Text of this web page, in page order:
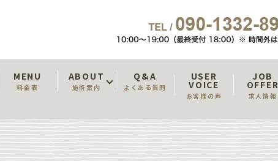
MENU
料金表
ABOUT
施術案内
Q&A
よくある質問
USER
VOICE
お客様の声
JOB
OFFER
求人情報